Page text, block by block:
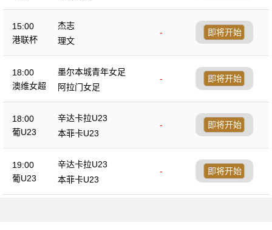
15:00
港联杯
杰志
-
理文
即将开始
18:00
澳维女超
墨尔本城青年女足
-
阿拉门女足
即将开始
18:00
葡U23
辛达卡拉U23
-
本菲卡U23
即将开始
19:00
葡U23
辛达卡拉U23
-
本菲卡U23
即将开始